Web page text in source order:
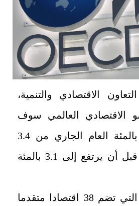
الاقتصادي والتنمية،
الاقتصادي العالمي سوف
يتراجع إلى 2.8 بالمئة العام الجاري من 3.4
بالمئة في 2025 قبل أن يرتفع إلى 3.1 بالمئة
وتتوقع المنظمة التي تضم 38 اقتصادا متقدما